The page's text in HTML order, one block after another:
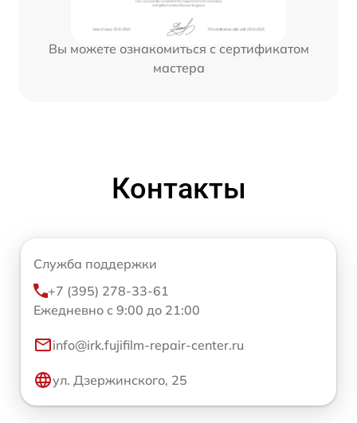
Вы можете ознакомиться с сертификатом
мастера
Контакты
Служба поддержки
+7 (395) 278-33-61
Ежедневно с 9:00 до 21:00
info@irk.fujifilm-repair-center.ru
ул. Дзержинского, 25